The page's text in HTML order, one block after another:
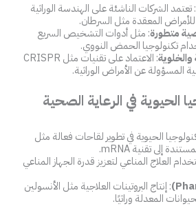
: تعتمد الشركات الناشئة على الهندسة الوراثية
المعقدة مثل السرطان.
متطورة: مثل أدوات التشخيص السريع
تكنولوجيا الحمض النووي.
والخلوية
: الاعتماد على تقنيات مثل CRISPR
المسؤولة عن الأمراض الوراثية.
الحيوية في الرعاية الصحية
الحيوية في تطوير لقاحات فعالة مثل
العلاج المناعي لتعزيز قدرة الجهاز المناعي
: إنتاج البروتينات العلاجية مثل الأنسولين
المعدلة وراثيًا.